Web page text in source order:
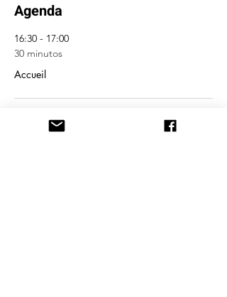
Agenda
16:30 - 17:00
30 minutos
Accueil
19:00 - 20:00